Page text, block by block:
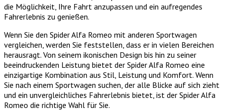
die Möglichkeit, Ihre Fahrt anzupassen und ein aufregendes
Fahrerlebnis zu genießen.
Wenn Sie den Spider Alfa Romeo mit anderen Sportwagen
vergleichen, werden Sie feststellen, dass er in vielen Bereichen
herausragt. Von seinem ikonischen Design bis hin zu seiner
beeindruckenden Leistung bietet der Spider Alfa Romeo eine
einzigartige Kombination aus Stil, Leistung und Komfort. Wenn
Sie nach einem Sportwagen suchen, der alle Blicke auf sich zieht
und ein unvergleichliches Fahrerlebnis bietet, ist der Spider Alfa
Romeo die richtige Wahl für Sie.